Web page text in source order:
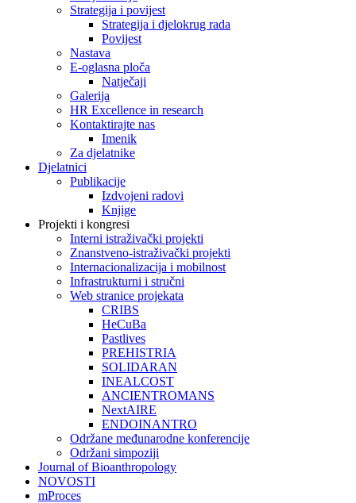
Strategija i povijest
Strategija i djelokrug rada
Povijest
Nastava
E-oglasna ploča
Natječaji
Galerija
HR Excellence in research
Kontaktirajte nas
Imenik
Za djelatnike
Djelatnici
Publikacije
Izdvojeni radovi
Knjige
Projekti i kongresi
Interni istraživački projekti
Znanstveno-istraživački projekti
Internacionalizacija i mobilnost
Infrastrukturni i stručni
Web stranice projekata
CRIBS
HeCuBa
Pastlives
PREHISTRIA
SOLIDARAN
INEALCOST
ANCIENTROMANS
NextAIRE
ENDOINANTRO
Održane međunarodne konferencije
Održani simpoziji
Journal of Bioanthropology
NOVOSTI
mProces